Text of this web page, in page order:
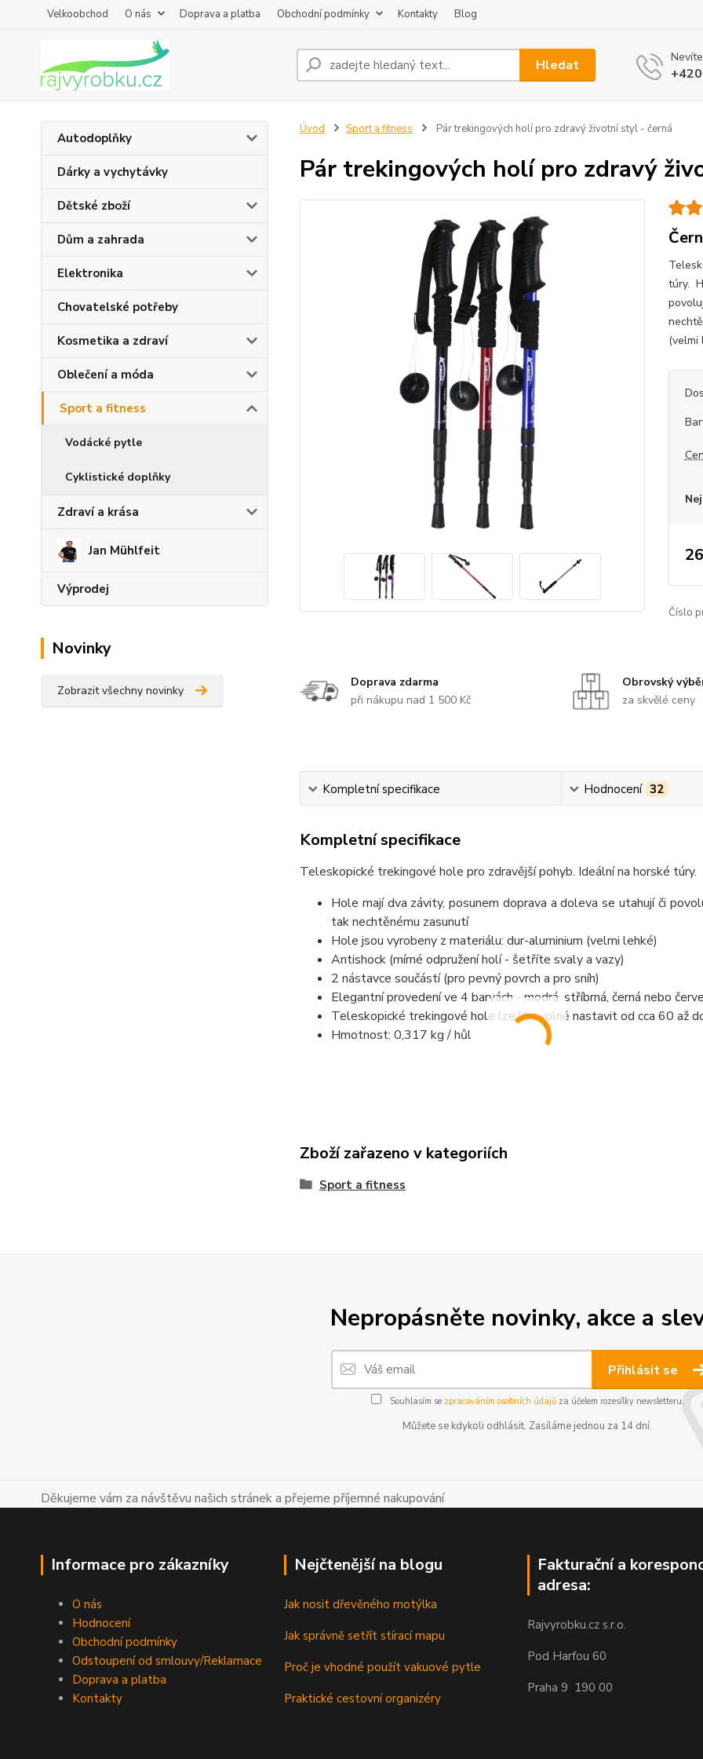
Velkoobchod O nás Doprava a platba Obchodní podmínky Kontakty Blog
Hledat
Autodoplňky
Dárky a vychytávky
Dětské zboží
Dům a zahrada
Elektronika
Chovatelské potřeby
Kosmetika a zdraví
Oblečení a móda
Sport a fitness
Vodácké pytle
Cyklistické doplňky
Zdraví a krása
Jan Mühlfeit
Výprodej
Novinky
Zobrazit všechny novinky
Úvod Sport a fitness Pár trekingových holí pro zdravý životní styl - černá
Pár trekingových holí pro zdravý
túry.
(velmi
Číslo
Doprava zdarma
při nákupu nad 1 500 Kč
Obrovský
za skvělé ceny
Kompletní specifikace Hodnocení 32
Kompletní specifikace
Teleskopické trekingové hole pro zdravější pohyb. Ideální na horské túry.
Hole mají dva závity, posunem doprava a doleva se utahují či
tak nechtěnému zasunutí
Hole jsou vyrobeny z materiálu: dur-aluminium (velmi lehké)
Antishock (mírné odpružení holí - šetříte svaly a vazy)
2 nástavce součástí (pro pevný povrch a pro sníh)
Elegantní provedení ve 4 barvách - modrá, stříbrná, černá nebo
Teleskopické trekingové hole lze libovolně nastavit od cca 60 až
Hmotnost: 0,317 kg / hůl
Zboží zařazeno v kategoriích
Sport a fitness
Nepropásněte novinky, akce a
Přihlásit se
Souhlasím se zpracováním osobních údajůza účelem rozesílky newsletteru.
Můžete se kdykoli odhlásit. Zasíláme jednou za 14 dní.
Děkujeme vám za návštěvu našich stránek a přejeme příjemné nakupování
Informace pro zákazníky
O nás
Hodnocení
Obchodní podmínky
Odstoupení od smlouvy/Reklamace
Doprava a platba
Kontakty
Nejčtenější na blogu
Jak nosit dřevěného motýlka
Jak správně setřít stírací mapu
Proč je vhodné použít vakuové pytle
Praktické cestovní organizéry
Fakturační a
adresa:
Rajvyrobku.cz s.r.o.
Pod Harfou 60
Praha 9 190 00